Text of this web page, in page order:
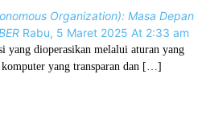
Organization): Masa Depan
Rabu, 5 Maret 2025 At 2:33 am
yang dioperasikan melalui aturan yang
yang transparan dan […]